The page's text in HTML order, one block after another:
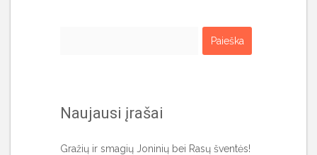
Naujausi įrašai
Gražių ir smagių Joninių bei Rasų šventės!